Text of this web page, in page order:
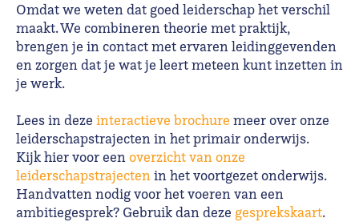
Omdat we weten dat goed leiderschap het verschil
maakt. We combineren theorie met praktijk,
brengen je in contact met ervaren leidinggevenden
en zorgen dat je wat je leert meteen kunt inzetten in
je werk.
Lees in deze interactieve brochure meer over onze
leiderschapstrajecten in het primair onderwijs.
Kijk hier voor eenoverzicht van onze
leiderschapstrajectenin het voortgezet onderwijs.
Handvatten nodig voor het voeren van een
ambitiegesprek? Gebruik dan deze gesprekskaart.